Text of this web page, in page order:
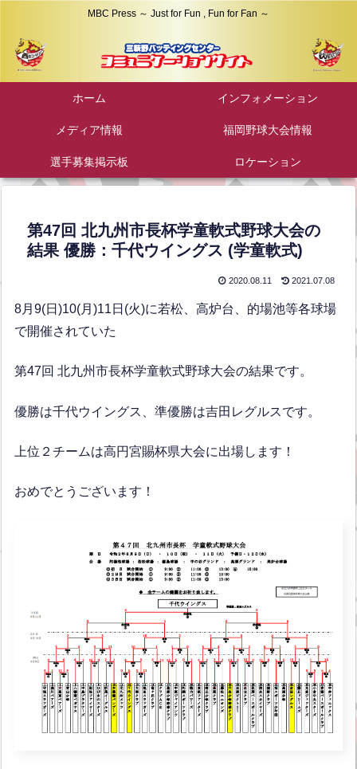
MBC Press ～ Just for Fun , Fun for Fan ～
ホーム インフォメーション
メディア情報 福岡野球大会情報
選手募集掲示板 ロケーション
第47回 北九州市長杯学童軟式野球大会の
結果 優勝：千代ウイングス (学童軟式)
2020.08.11 2021.07.08
8月9(日)10(月)11日(火)に若松、高炉台、的場池等各球場
で開催されていた
第47回 北九州市長杯学童軟式野球大会の結果です。
優勝は千代ウイングス、準優勝は吉田レグルスです。
上位２チームは高円宮賜杯県大会に出場します！
おめでとうございます！